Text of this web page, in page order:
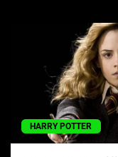
HARRY POTTER